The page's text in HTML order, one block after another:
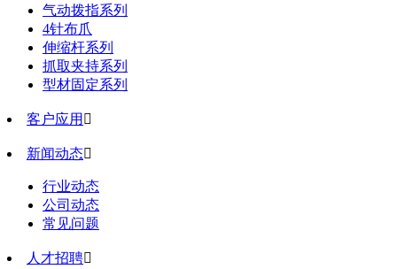
气动拨指系列
4针布爪
伸缩杆系列
抓取夹持系列
型材固定系列
客户应用 
新闻动态
行业动态
公司动态
常见问题
人才招聘